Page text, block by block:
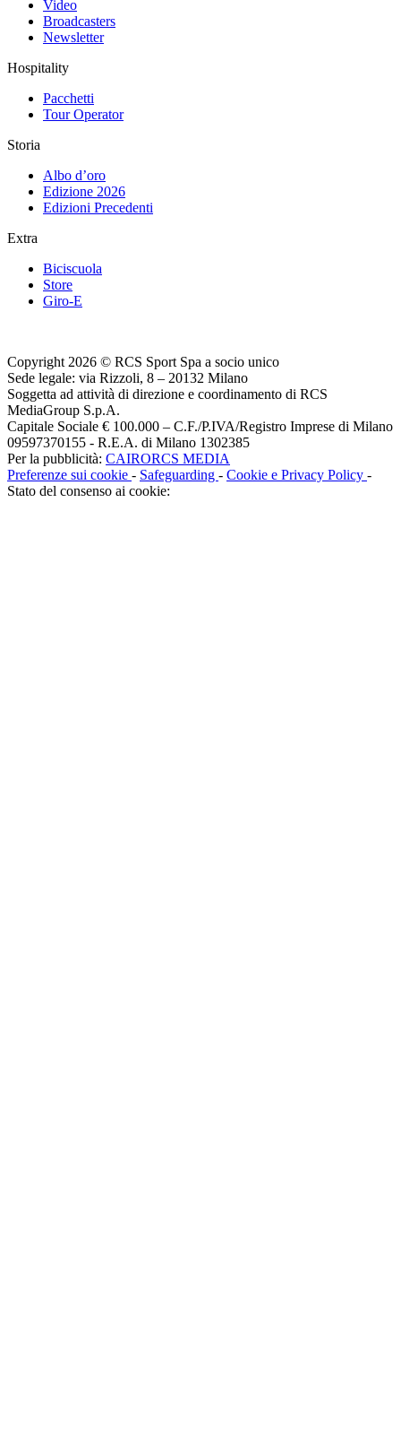
Video
Broadcasters
Newsletter
Hospitality
Pacchetti
Tour Operator
Storia
Albo d’oro
Edizione 2026
Edizioni Precedenti
Extra
Biciscuola
Store
Giro-E
Copyright 2026 © RCS Sport Spa a socio unico
Sede legale: via Rizzoli, 8 – 20132 Milano
Soggetta ad attività di direzione e coordinamento di RCS
MediaGroup S.p.A.
Capitale Sociale € 100.000 – C.F./P.IVA/Registro Imprese di Milano
09597370155 - R.E.A. di Milano 1302385
Per la pubblicità: CAIRORCS MEDIA
Preferenze sui cookie - Safeguarding - Cookie e Privacy Policy -
Stato del consenso ai cookie: